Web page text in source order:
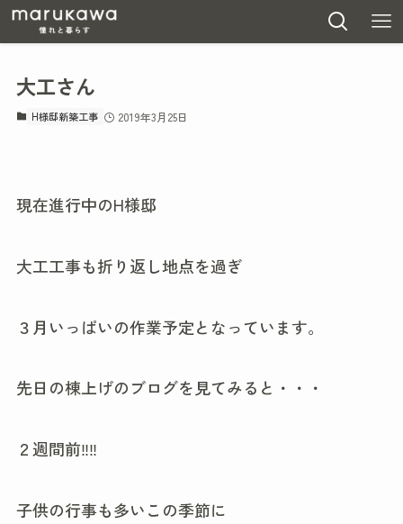
大工さん
H様邸新築工事 2019年3月25日
現在進行中のH様邸
大工工事も折り返し地点を過ぎ
３月いっぱいの作業予定となっています。
先日の棟上げのブログを見てみると・・・
２週間前‼‼
子供の行事も多いこの季節に